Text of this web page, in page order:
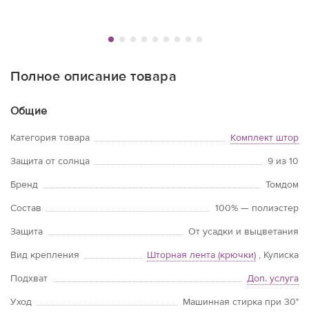
Полное описание товара
Общие
Категория товара
Комплект штор
Защита от солнца
9 из 10
Бренд
Томдом
Состав
100% — полиэстер
Защита
От усадки и выцветания
Вид крепления
Шторная лента (крючки) , Кулиска
Подхват
Доп. услуга
Уход
Машинная стирка при 30°